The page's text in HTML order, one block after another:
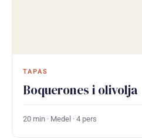
TAPAS
Boquerones i olivolja
20 min · Medel · 4 pers